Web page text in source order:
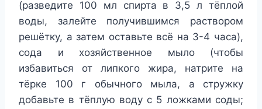
(разведите 100 мл спирта в 3,5 л тёплой
воды, залейте получившимся раствором
решётку, а затем оставьте всё на 3-4 часа),
сода и хозяйственное мыло (чтобы
избавиться от липкого жира, натрите на
тёрке 100 г обычного мыла, а стружку
добавьте в тёплую воду с 5 ложками соды;